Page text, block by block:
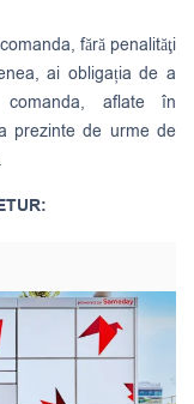
fără penalităţi
ai obligația de a
aflate în
prezinte de urme de